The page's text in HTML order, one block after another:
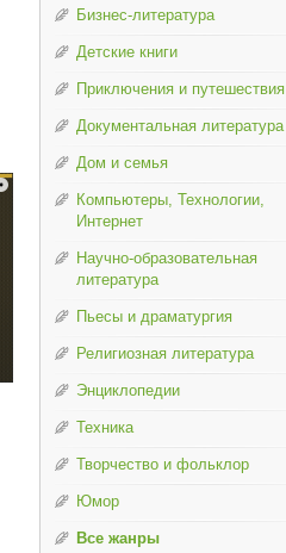
Бизнес-литература
Детские книги
Приключения и путешествия
Документальная литература
Дом и семья
Компьютеры, Технологии,
Интернет
Научно-образовательная
литература
Пьесы и драматургия
Религиозная литература
Энциклопедии
Техника
Творчество и фольклор
Юмор
Все жанры